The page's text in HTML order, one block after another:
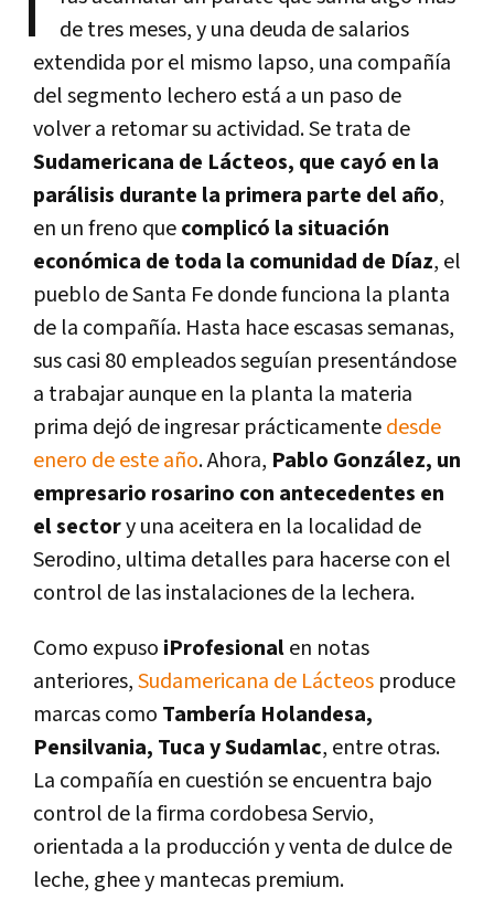
de tres meses, y una deuda de salarios
extendida por el mismo lapso, una compañía
del segmento lechero está a un paso de
volver a retomar su actividad. Se trata de
Sudamericana de Lácteos, que cayó en la
parálisis durante la primera parte del año,
en un freno quecomplicó la situación
económica de toda la comunidad de Díaz, el
pueblo de Santa Fe donde funciona la planta
de la compañía. Hasta hace escasas semanas,
sus casi 80 empleados seguían presentándose
a trabajar aunque en la planta la materia
prima dejó de ingresar prácticamentedesde
enero de este año. Ahora, Pablo González, un
empresario rosarino con antecedentes en
el sectory una aceitera en la localidad de
Serodino, ultima detalles para hacerse con el
control de las instalaciones de la lechera.
Como expuso iProfesionalen notas
anteriores,Sudamericana de Lácteos produce
marcas como Tambería Holandesa,
Pensilvania, Tuca y Sudamlac, entre otras.
La compañía en cuestión se encuentra bajo
control de la firma cordobesa Servio,
orientada a la producción y venta de dulce de
leche, ghee y mantecas premium.